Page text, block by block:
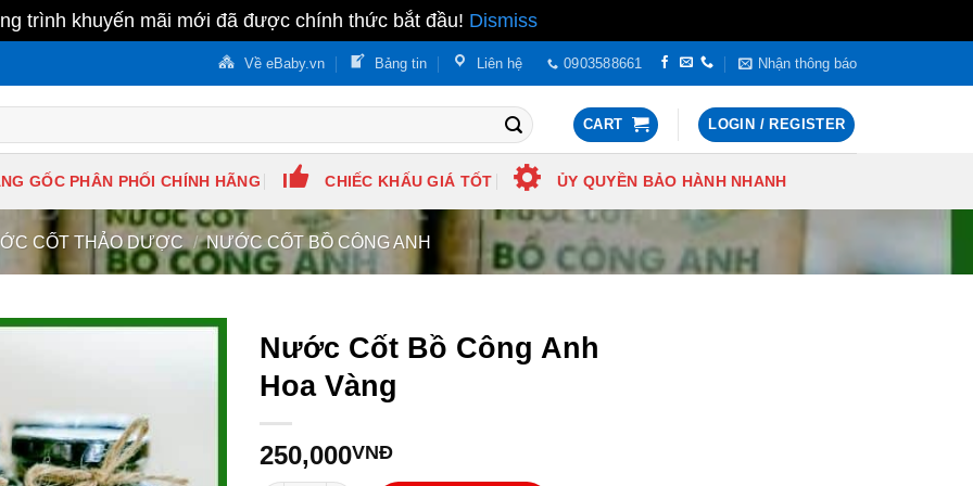
trình khuyến mãi mới đã được chính thức bắt đầu! Dismiss
Về eBaby.vn Bảng tin Liên hệ 0903588661 Nhận thông báo
CART LOGIN / REGISTER
GỐC PHÂN PHỐI CHÍNH HÃNG CHIẾC KHẤU GIÁ TỐT ỦY QUYỀN BẢO HÀNH NHANH
CỐT THẢO DƯỢC / NƯỚC CỐT BỒ CÔNG ANH
Nước Cốt Bồ Công Anh
Hoa Vàng
250,000VNĐ